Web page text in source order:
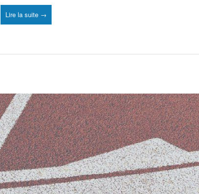
Lire la suite →